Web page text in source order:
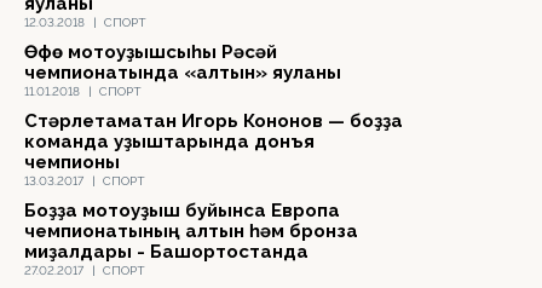
12.03.2018 | СПОРТ
11.01.2018 | СПОРТ
Өфө мотоуҙышсыһы Рәсәй
чемпионатында «алтын» яуланы
13.03.2017 | СПОРТ
Стәрлетамаҡтан Игорь Кононов — боҙҙа
команда уҙыштарында донъя
чемпионы
27.02.2017 | СПОРТ
Боҙҙа мотоуҙыш буйынса Европа
чемпионатының алтын һәм бронза
миҙалдары - Башҡортостанда